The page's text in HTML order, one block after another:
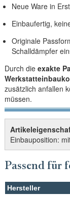
Neue Ware in
Einbaufertig,
Originale
Schalldämpfer
Durch die exakte
zusätzlich anfallen
müssen.
Einbauposition:
Passend für